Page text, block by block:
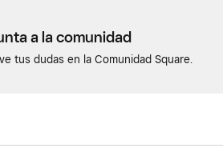
a la comunidad
tus dudas en la Comunidad Square.